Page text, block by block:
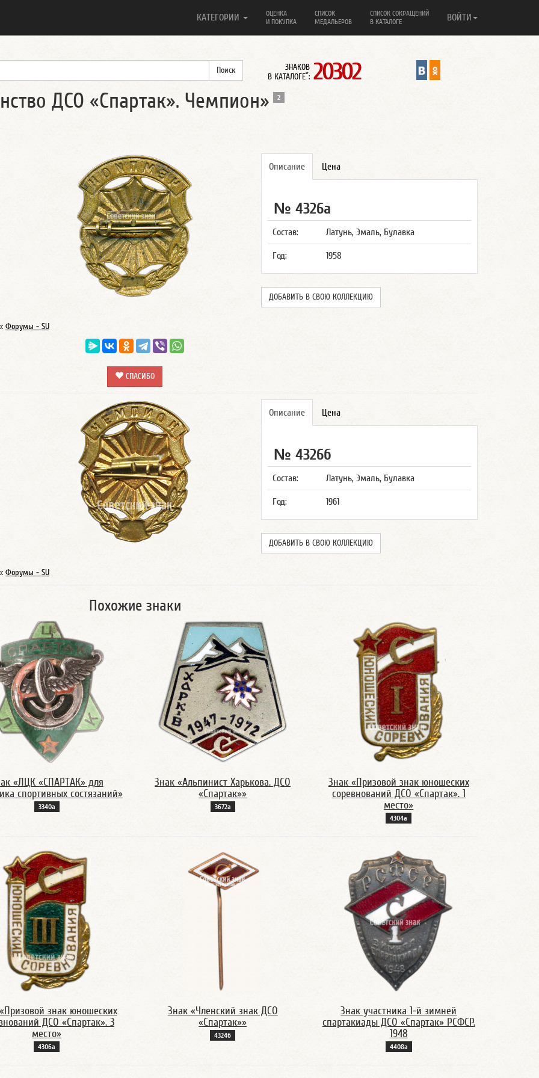
КАТЕГОРИИ
ОЦЕНКА
И ПОКУПКА
СПИСОК
МЕДАЛЬЕРОВ
СПИСОК СОКРАЩЕНИЙ
В КАТАЛОГЕ
ВОЙТИ
ЗНАКОВ
В КАТАЛОГЕ*: 20302
ДСО «Спартак». Чемпион» 2
Описание Цена
№ 4326а
Состав: Латунь, Эмаль, Булавка
Год: 1958
ДОБАВИТЬ В СВОЮ КОЛЛЕКЦИЮ
Форумы - SU
СПАСИБО
Описание Цена
№ 4326б
Состав: Латунь, Эмаль, Булавка
Год: 1961
ДОБАВИТЬ В СВОЮ КОЛЛЕКЦИЮ
Форумы - SU
Похожие знаки
«ЛЦК «СПАРТАК» для
спортивных состязаний»
3340а
Знак «Альпинист Харькова. ДСО
«Спартак»»
3672а
Знак «Призовой знак юношеских
соревнований ДСО «Спартак». 1
место»
4304а
знак юношеских
ДСО «Спартак». 3
место»
4306а
Знак «Членский знак ДСО
«Спартак»»
4324б
Знак участника 1-й зимней
спартакиады ДСО «Спартак» РСФСР.
1948
4408а